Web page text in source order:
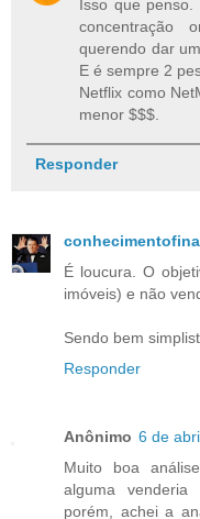
Isso que penso.
concentração
querendo dar
E é sempre 2
Netflix como
menor $$$.
Responder
É loucura. O
imóveis) e não
Sendo bem
Responder
Anônimo 6 de
Muito boa
alguma
porém, achei a